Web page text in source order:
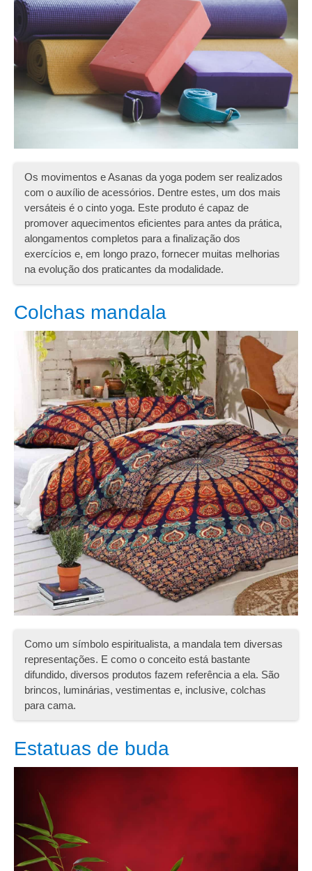
Os movimentos e Asanas da yoga podem ser realizados
com o auxílio de acessórios. Dentre estes, um dos mais
versáteis é o cinto yoga. Este produto é capaz de
promover aquecimentos eficientes para antes da prática,
alongamentos completos para a finalização dos
exercícios e, em longo prazo, fornecer muitas melhorias
na evolução dos praticantes da modalidade.
Colchas mandala
Como um símbolo espiritualista, a mandala tem diversas
representações. E como o conceito está bastante
difundido, diversos produtos fazem referência a ela. São
brincos, luminárias, vestimentas e, inclusive, colchas
para cama.
Estatuas de buda